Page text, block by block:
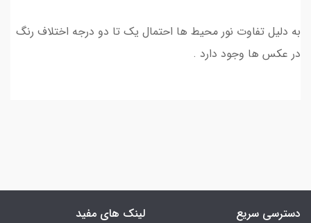
به دلیل تفاوت نور محیط ها احتمال یک تا دو درجه اختلاف رنگ
در عکس ها وجود دارد .
دسترسی سریع لینک های مفید